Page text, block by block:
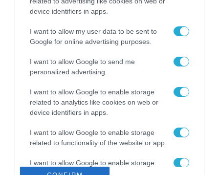
device identifiers in apps.
I want to allow my user data to be sent to
Google for online advertising purposes.
I want to allow Google to send me
personalized advertising.
I want to allow Google to enable storage
related to analytics like cookies on web or
device identifiers in apps.
I want to allow Google to enable storage
related to functionality of the website or app.
I want to allow Google to enable storage
related to personalization.
ενισχύει την ασφάλεια
των παιδιών στο
διαδίκτυο
31.07.2026
ΑΑΔΕ: Διευκρινίσεις
για τα πρόστιμα σε
αφορούν τους ΦΗΜ
Σ. Καλαφάτης: «Η
Τεχνητή Νοημοσύνη
δεν είναι απλώς μια
μια νέα βιομηχανική
επανάσταση»
Νέος οδηγός του ΕΚΤ
των ελληνικών